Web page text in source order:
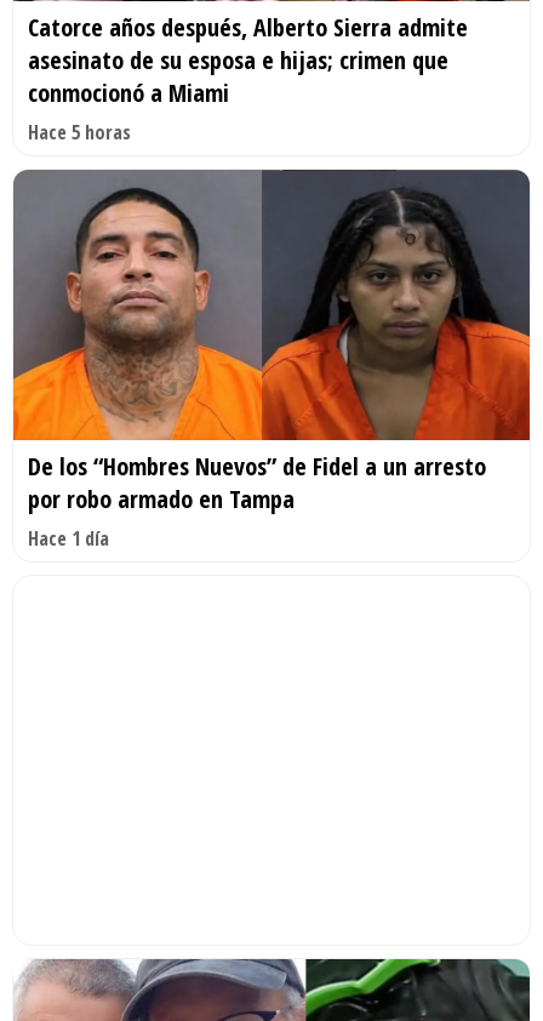
Catorce años después, Alberto Sierra admite
asesinato de su esposa e hijas; crimen que
conmocionó a Miami
Hace 5 horas
De los “Hombres Nuevos” de Fidel a un arresto
por robo armado en Tampa
Hace 1 día